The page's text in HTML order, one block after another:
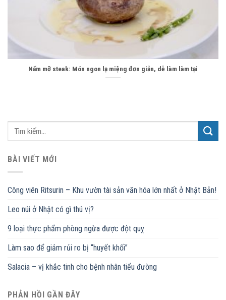
Nấm mỡ steak: Món ngon lạ miệng đơn giản, dễ làm làm tại
BÀI VIẾT MỚI
Công viên Ritsurin – Khu vườn tài sản văn hóa lớn nhất ở Nhật Bản!
Leo núi ở Nhật có gì thú vị?
9 loại thực phẩm phòng ngừa được đột quỵ
Làm sao để giảm rủi ro bị “huyết khối”
Salacia – vị khắc tinh cho bệnh nhân tiểu đường
PHẢN HỒI GẦN ĐÂY